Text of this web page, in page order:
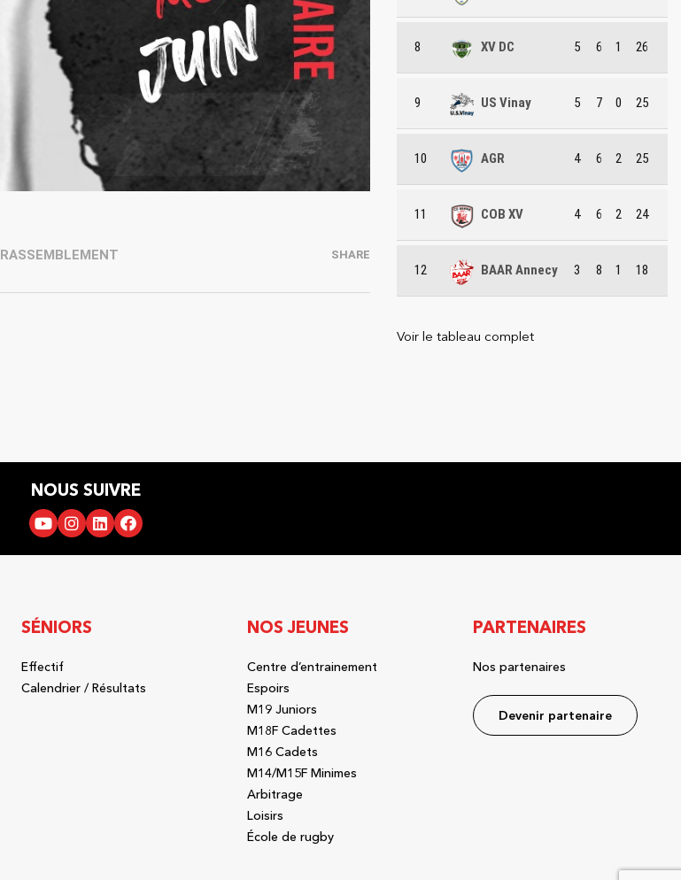
RASSEMBLEMENT SHARE
8 XV DC 5 6 1 26
9 US Vinay 5 7 0 25
10 AGR 4 6 2 25
11 COB XV 4 6 2 24
12 BAAR Annecy 3 8 1 18
Voir le tableau complet
NOUS SUIVRE
SÉNIORS
Effectif
Calendrier / Résultats
NOS JEUNES
Centre d’entrainement
Espoirs
M19 Juniors
M18F Cadettes
M16 Cadets
M14/M15F Minimes
Arbitrage
Loisirs
École de rugby
PARTENAIRES
Nos partenaires
Devenir partenaire